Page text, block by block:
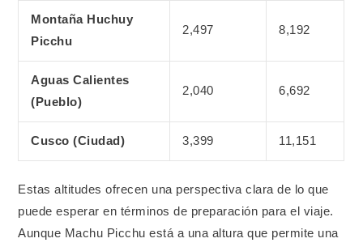
Montaña Huchuy
Picchu
2,497 8,192
Aguas Calientes
(Pueblo)
2,040 6,692
Cusco (Ciudad) 3,399 11,151
Estas altitudes ofrecen una perspectiva clara de lo que
puede esperar en términos de preparación para el viaje.
Aunque Machu Picchu está a una altura que permite una